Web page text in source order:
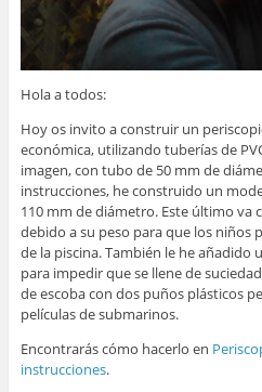
Hola a todos:
Hoy os invito a construir un
económica, utilizando tuberías de
imagen, con tubo de 50 mm de
instrucciones, he construido un
110 mm de diámetro. Este último va
debido a su peso para que los niños
de la piscina. También le he añadido
para impedir que se llene de
de escoba con dos puños plásticos
películas de submarinos.
Encontrarás cómo hacerlo en
instrucciones.